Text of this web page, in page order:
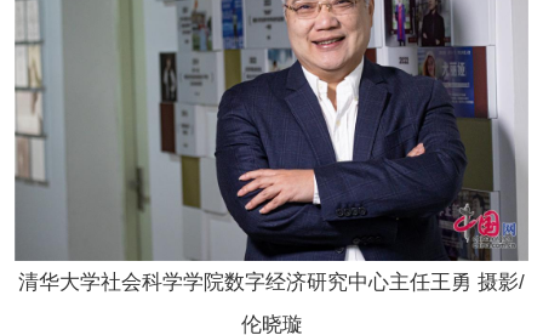
清华大学社会科学学院数字经济研究中心主任王勇 摄影/
伦晓璇